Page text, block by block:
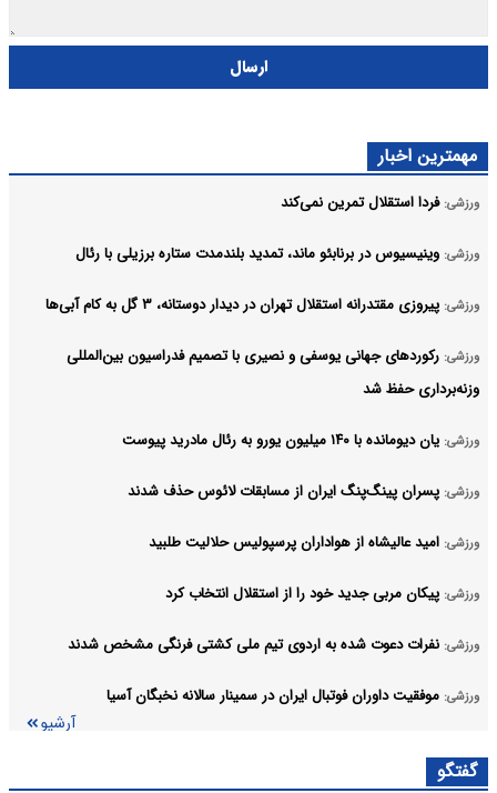
ارسال
مهمترین اخبار
ورزشی: فردا استقلال تمرین نمی‌کند
ورزشی: وینیسیوس در برنابئو ماند، تمدید بلندمدت ستاره برزیلی با رئال
ورزشی: پیروزی مقتدرانه استقلال تهران در دیدار دوستانه، ۳ گل به کام آبی‌ها
ورزشی: رکوردهای جهانی یوسفی و نصیری با تصمیم فدراسیون بین‌المللی
وزنه‌برداری حفظ شد
ورزشی: یان دیومانده با ۱۴۰ میلیون یورو به رئال مادرید پیوست
ورزشی: پسران پینگ‌پنگ ایران از مسابقات لائوس حذف شدند
ورزشی: امید عالیشاه از هواداران پرسپولیس حلالیت طلبید
ورزشی: پیکان مربی جدید خود را از استقلال انتخاب کرد
ورزشی: نفرات دعوت شده به اردوی تیم ملی کشتی فرنگی مشخص شدند
ورزشی: موفقیت داوران فوتبال ایران در سمینار سالانه نخبگان آسیا
آرشیو
گفتگو